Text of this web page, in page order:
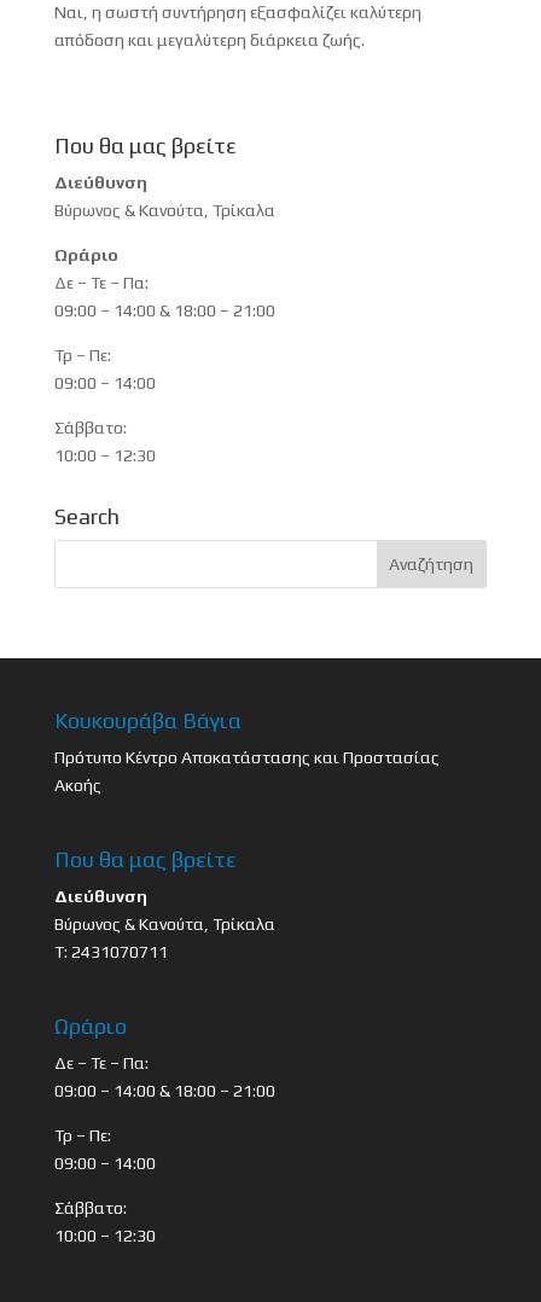
Ναι, η σωστή συντήρηση εξασφαλίζει καλύτερη
απόδοση και μεγαλύτερη διάρκεια ζωής.
Που θα μας βρείτε
Διεύθυνση
Βύρωνος & Κανούτα, Τρίκαλα
Ωράριο
Δε – Τε – Πα:
09:00 – 14:00 & 18:00 – 21:00
Τρ – Πε:
09:00 – 14:00
Σάββατο:
10:00 – 12:30
Search
Κουκουράβα Βάγια
Πρότυπο Κέντρο Αποκατάστασης και Προστασίας
Ακοής
Που θα μας βρείτε
Διεύθυνση
Βύρωνος & Κανούτα, Τρίκαλα
Τ: 2431070711
Ωράριο
Δε – Τε – Πα:
09:00 – 14:00 & 18:00 – 21:00
Τρ – Πε:
09:00 – 14:00
Σάββατο:
10:00 – 12:30